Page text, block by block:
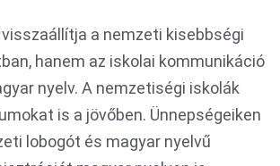
a nemzeti kisebbségi
hanem az iskolai kommunikáció
nyelv. A nemzetiségi iskolák
is a jövőben. Ünnepségeiken
lobogót és magyar nyelvű